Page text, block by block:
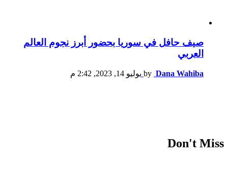
صيف حافل في سوريا بحضور أبرز نجوم العالم
العربي
by Dana Wahiba يوليو 14, 2023, 2:42 م
Don't Miss